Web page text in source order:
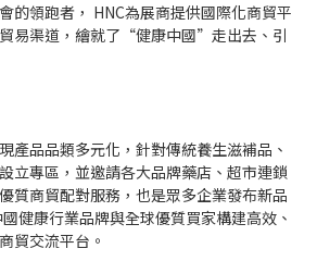
的領跑者， HNC為展商提供國際化商貿平
易渠道，繪就了“健康中國”走出去、引
產品品類多元化，針對傳統養生滋補品、
立專區，並邀請各大品牌藥店、超市連鎖
質商貿配對服務，也是眾多企業發布新品
健康行業品牌與全球優質買家構建高效、
貿交流平台。